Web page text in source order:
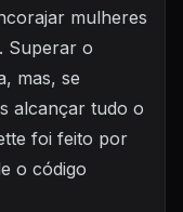
mulheres
Superar o
mas, se
alcançar tudo o
foi feito por
o código